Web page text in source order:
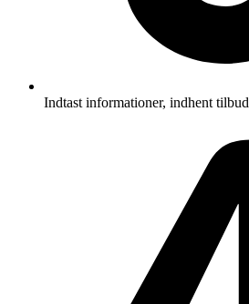
Indtast informationer, indhent tilbud